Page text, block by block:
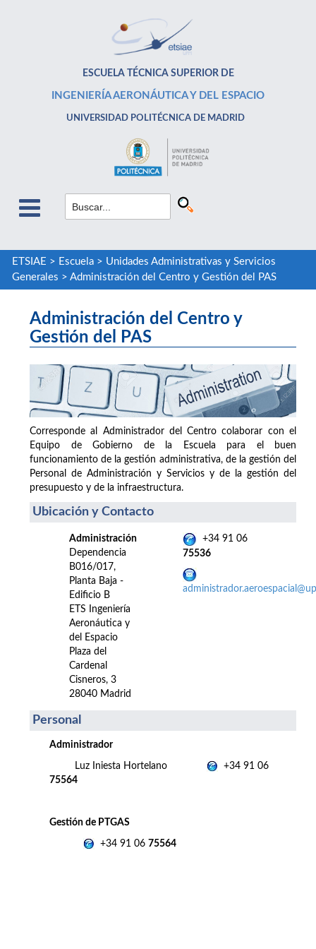
ESCUELA TÉCNICA SUPERIOR DE
INGENIERÍA AERONÁUTICA Y DEL ESPACIO
UNIVERSIDAD POLITÉCNICA DE MADRID
ETSIAE > Escuela> Unidades Administrativas y Servicios
Generales > Administración del Centro y Gestión del PAS
Administración del Centro y
Gestión del PAS
Corresponde al Administrador del Centro colaborar con el
Equipo de Gobierno de la Escuela para el buen
funcionamiento de la gestión administrativa, de la gestión del
Personal de Administración y Servicios y de la gestión del
presupuesto y de la infraestructura.
Ubicación y Contacto
Administración
Dependencia
B016/017,
Planta Baja -
Edificio B
ETS Ingeniería
Aeronáutica y
del Espacio
Plaza del
Cardenal
Cisneros, 3
28040 Madrid
+34 91 06
75536
Personal
Administrador
Luz Iniesta Hortelano
+34 91 06
75564
Gestión de PTGAS
+34 91 06 75564